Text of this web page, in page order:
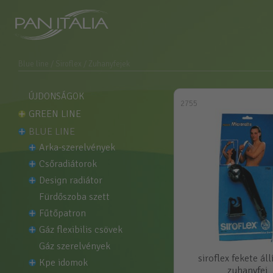
2755
siroflex fekete
ÚJDONSÁGOK
GREEN LINE
BLUE LINE
arka-szerelvények
csőradiátorok
design radiátor
fürdőszoba szett
fűtőpatron
gáz flexibilis csövek
gáz szerelvények
kpe idomok